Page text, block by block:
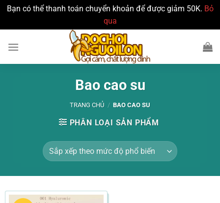
Bạn có thể thanh toán chuyển khoản để được giảm 50K. Bỏ
qua
qua
Bao cao su
TRANG CHỦ / BAO CAO SU
PHÂN LOẠI SẢN PHẨM